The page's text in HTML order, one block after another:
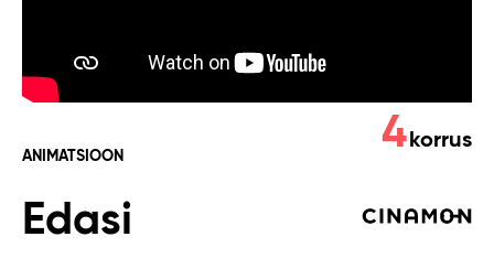
ANIMATSIOON
Edasi
4 korrus